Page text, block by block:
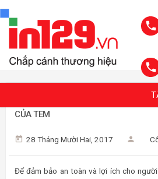
THỊ TRƯỜNG TEM CHỐNG HÀNG
CỦA TEM
28 Tháng Mười Hai, 2017
Để đảm bảo an toàn và lợi ích cho